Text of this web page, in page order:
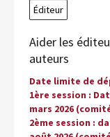
Éditeur
Aider les
auteurs
Date limite de
1ère session :
mars 2026
2ème session :